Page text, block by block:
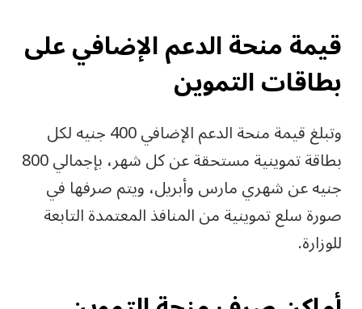
قيمة منحة الدعم الإضافي على
بطاقات التموين
وتبلغ قيمة منحة الدعم الإضافي 400 جنيه لكل
بطاقة تموينية مستحقة عن كل شهر، بإجمالي 800
جنيه عن شهري مارس وأبريل، ويتم صرفها في
صورة سلع تموينية من المنافذ المعتمدة التابعة
للوزارة.